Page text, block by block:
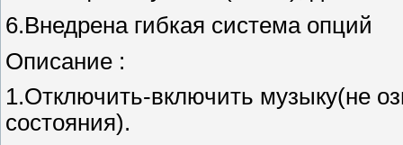
6.Внедрена гибкая система опций
Описание :
1.Отключить-включить музыку(не
состояния).